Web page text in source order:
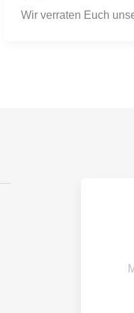
Wir verraten Euch